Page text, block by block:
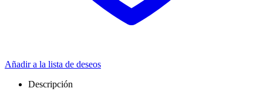
Añadir a la lista de deseos
Descripción